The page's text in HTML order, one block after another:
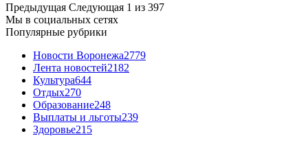
Предыдущая Следующая 1 из 397
Мы в социальных сетях
Популярные рубрики
Новости Воронежа2779
Лента новостей2182
Культура644
Отдых270
Образование248
Выплаты и льготы239
Здоровье215